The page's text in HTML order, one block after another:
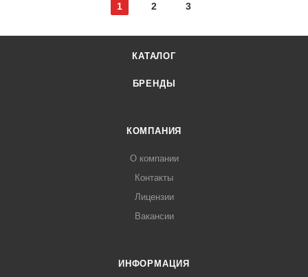
1 2 3
КАТАЛОГ
БРЕНДЫ
КОМПАНИЯ
О компании
Контакты
Лицензии
Вакансии
ИНФОРМАЦИЯ